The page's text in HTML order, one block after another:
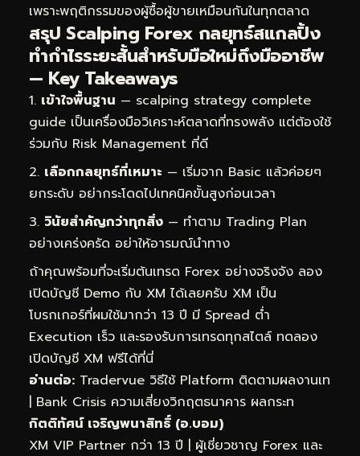
เพราะพฤติกรรมของผู้ซื้อผู้ขายเหมือนกันในทุกตลาด
สรุป Scalping Forex กลยุทธ์สแกลปิ้ง
ทำกำไรระยะสั้นสำหรับมือใหม่ถึงมืออาชีพ
— Key Takeaways
เข้าใจพื้นฐาน — scalping strategy complete
guide เป็นเครื่องมือวิเคราะห์ตลาดที่ทรงพลัง แต่ต้องใช้
ร่วมกับ Risk Management ที่ดี
เลือกกลยุทธ์ที่เหมาะ — เริ่มจาก Basic แล้วค่อยๆ
ยกระดับ อย่ากระโดดไปเทคนิคขั้นสูงก่อนเวลา
วินัยสำคัญกว่าทุกสิ่ง — ทำตาม Trading Plan
อย่างเคร่งครัด อย่าให้อารมณ์นำทาง
ถ้าคุณพร้อมที่จะเริ่มต้นเทรด Forex อย่างจริงจัง ลอง
เปิดบัญชี Demo กับ XM ได้เลยครับ XM เป็น
โบรกเกอร์ที่ผมใช้มากว่า 13 ปี มี Spread ต่ำ
Execution เร็ว และรองรับการเทรดทุกสไตล์ ทดลอง
เปิดบัญชี XM ฟรีได้ที่นี่
อ่านต่อ: Tradervue วิธีใช้ Platform ติดตามผลงานเท
| Bank Crisis ความเสี่ยงวิกฤตธนาคาร ผลกระท
กิตติทัศน์ เจริญพนาสิทธิ์ (อ.บอม)
XM VIP Partner กว่า 13 ปี | ผู้เชี่ยวชาญ Forex และ